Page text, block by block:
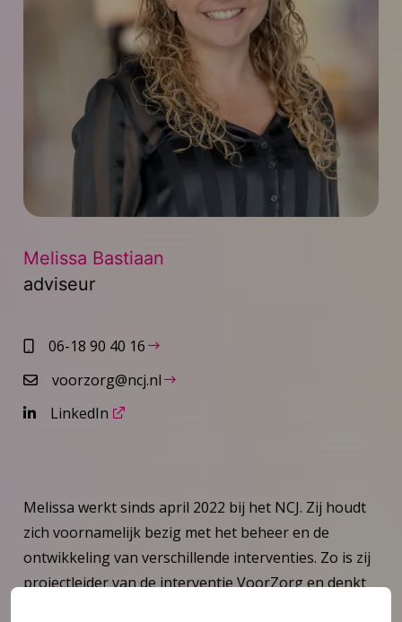
Melissa Bastiaan
adviseur
06-18 90 40 16
voorzorg@ncj.nl
LinkedIn
Melissa werkt sinds april 2022 bij het NCJ. Zij houdt
zich voornamelijk bezig met het beheer en de
ontwikkeling van verschillende interventies. Zo is zij
projectleider van de interventie VoorZorg en denkt